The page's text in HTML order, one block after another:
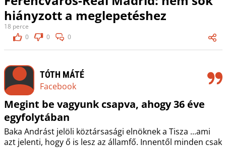
hiányzott a meglepetéshez
18 perce
0
0 0
TÓTH MÁTÉ
Facebook
Megint be vagyunk csapva, ahogy 36 éve
egyfolytában
Baka Andrást jelöli köztársasági elnöknek a Tisza ...ami
azt jelenti, hogy ő is lesz az államfő. Innentől minden csak